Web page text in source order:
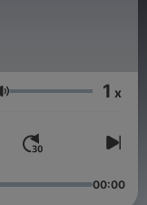
Volume 1 x
00:00